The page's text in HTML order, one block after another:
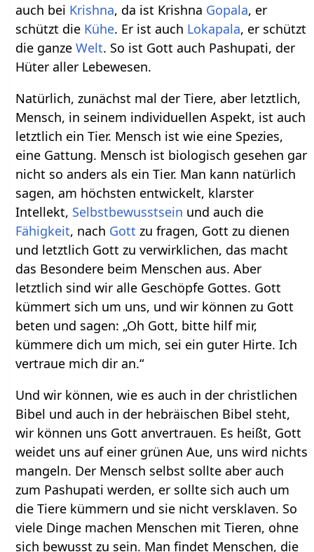
auch bei Krishna, da ist Krishna Gopala, er
schützt die Kühe. Er ist auch Lokapala, er schützt
die ganzeWelt. So ist Gott auch Pashupati, der
Hüter aller Lebewesen.
Natürlich, zunächst mal der Tiere, aber letztlich,
Mensch, in seinem individuellen Aspekt, ist auch
letztlich ein Tier. Mensch ist wie eine Spezies,
eine Gattung. Mensch ist biologisch gesehen gar
nicht so anders als ein Tier. Man kann natürlich
sagen, am höchsten entwickelt, klarster
Intellekt, Selbstbewusstsein und auch die
Fähigkeit, nach Gott zu fragen, Gott zu dienen
und letztlich Gott zu verwirklichen, das macht
das Besondere beim Menschen aus. Aber
letztlich sind wir alle Geschöpfe Gottes. Gott
kümmert sich um uns, und wir können zu Gott
beten und sagen: „Oh Gott, bitte hilf mir,
kümmere dich um mich, sei ein guter Hirte. Ich
vertraue mich dir an.“
Und wir können, wie es auch in der christlichen
Bibel und auch in der hebräischen Bibel steht,
wir können uns Gott anvertrauen. Es heißt, Gott
weidet uns auf einer grünen Aue, uns wird nichts
mangeln. Der Mensch selbst sollte aber auch
zum Pashupati werden, er sollte sich auch um
die Tiere kümmern und sie nicht versklaven. So
viele Dinge machen Menschen mit Tieren, ohne
sich bewusst zu sein. Man findet Menschen, die